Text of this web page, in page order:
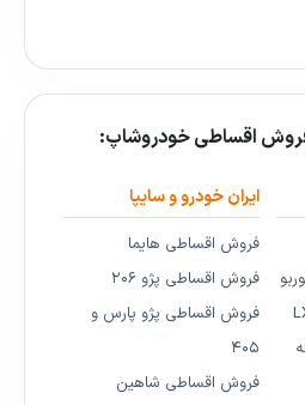
اقساطی خودروشاپ:
ایران خودرو و سایپا
فروش اقساطی هایما
فروش اقساطی پژو ۲۰۶
فروش اقساطی پژو پارس و
۴۰۵
فروش اقساطی شاهین